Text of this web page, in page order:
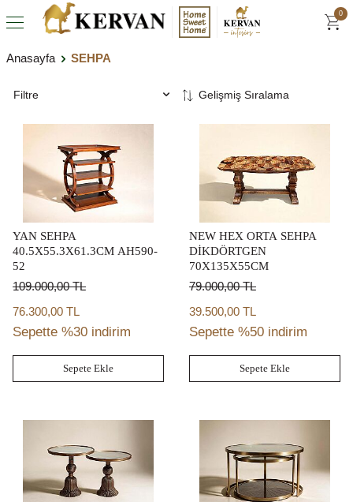
0
Anasayfa SEHPA
Filtre
YAN SEHPA
40.5X55.3X61.3CM AH590-
52
109.000,00TL
76.300,00 TL
Sepette %30 indirim
Sepete Ekle
NEW HEX ORTA SEHPA
DİKDÖRTGEN
70X135X55CM
79.000,00TL
39.500,00 TL
Sepette %50 indirim
Sepete Ekle